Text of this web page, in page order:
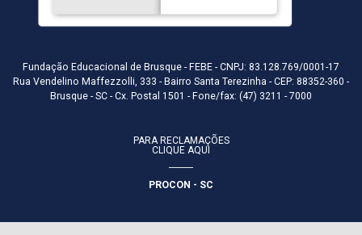
Fundação Educacional de Brusque - FEBE - CNPJ: 83.128.769/0001-17
Rua Vendelino Maffezzolli, 333 - Bairro Santa Terezinha - CEP: 88352-360 -
Brusque - SC - Cx. Postal 1501 - Fone/fax: (47) 3211 - 7000
PARA RECLAMAÇÕES
CLIQUE AQUI
PROCON - SC